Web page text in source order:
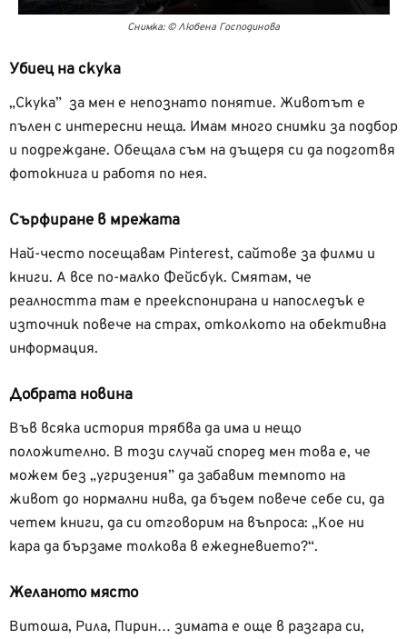
Снимка: © Любена Господинова
Убиец на скука
„Скука” за мен е непознато понятие. Животът е
пълен с интересни неща. Имам много снимки за подбор
и подреждане. Обещала съм на дъщеря си да подготвя
фотокнига и работя по нея.
Сърфиране в мрежата
Най-често посещавам Pinterest, сайтове за филми и
книги. А все по-малко Фейсбук. Смятам, че
реалността там е преекспонирана и напоследък е
източник повече на страх, отколкото на обективна
информация.
Добрата новина
Във всяка история трябва да има и нещо
положително. В този случай според мен това е, че
можем без „угризения” да забавим темпото на
живот до нормални нива, да бъдем повече себе си, да
четем книги, да си отговорим на въпроса: „Кое ни
кара да бързаме толкова в ежедневието?“.
Желаното място
Витоша, Рила, Пирин… зимата е още в разгара си,